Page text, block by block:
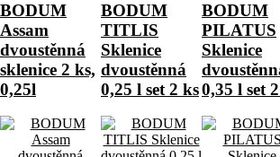
BODUM
Assam
dvoustěnná
sklenice 2 ks,
0,25l
BODUM
TITLIS
Sklenice
dvoustěnná
0,25 l set 2 ks
BODUM
PILATUS
Sklenice
0,35 l set